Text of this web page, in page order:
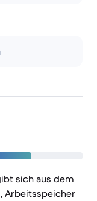
sich aus dem
Arbeitsspeicher